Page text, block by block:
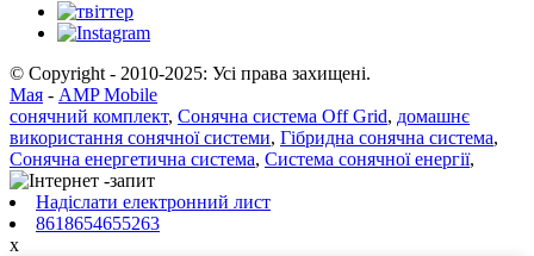
© Copyright - 2010-2025: Усі права захищені.
Мая - AMP Mobile
сонячний комплект, Сонячна система Off Grid, домашнє
використання сонячної системи, Гібридна сонячна система,
Сонячна енергетична система, Система сонячної енергії,
Надіслати електронний лист
8618654655263
x